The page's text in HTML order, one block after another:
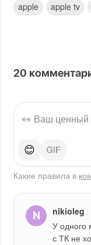
apple apple tv
20
😊
Какие правила в
nikioleg
У одного
с ТК не